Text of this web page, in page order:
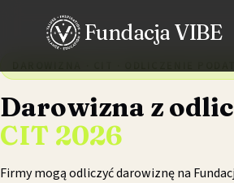
Fundacja VIBE
Darowizna z
CIT 2026
Firmy mogą odliczyć darowiznę na